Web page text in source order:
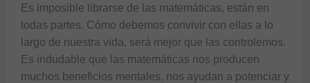
Es imposible librarse de las matemáticas, están en
todas partes. Cómo debemos convivir con ellas a lo
largo de nuestra vida, será mejor que las controlemos.
Es indudable que las matemáticas nos producen
muchos beneficios mentales, nos ayudan a potenciar y